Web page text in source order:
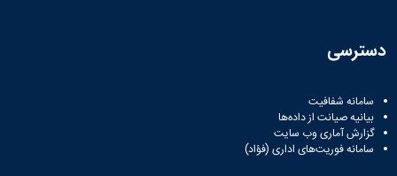
دسترسی
سامانه شفافیت
بیانیه صیانت از داده‌ها
گزارش آماری وب‌ سایت
سامانه فوریت‌های اداری (فؤاد)